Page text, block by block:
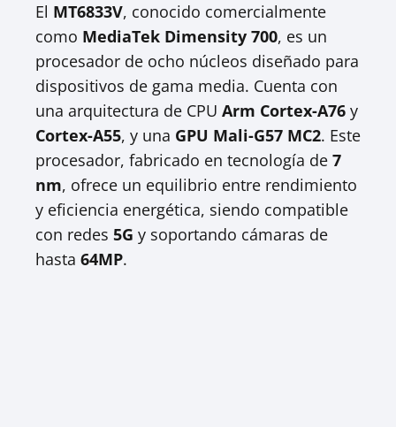
El MT6833V, conocido comercialmente
como MediaTek Dimensity 700, es un
procesador de ocho núcleos diseñado para
dispositivos de gama media. Cuenta con
una arquitectura de CPU Arm Cortex-A76 y
Cortex-A55, y una GPU Mali-G57 MC2. Este
procesador, fabricado en tecnología de 7
nm, ofrece un equilibrio entre rendimiento
y eficiencia energética, siendo compatible
con redes 5G y soportando cámaras de
hasta 64MP.​